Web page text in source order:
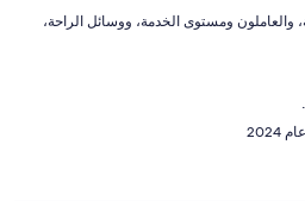
عناصر نالت الإعجاب: ⁦النظافة⁩، و⁦العاملون ومستوى الخدمة⁩، و⁦وسائل الراحة⁩،